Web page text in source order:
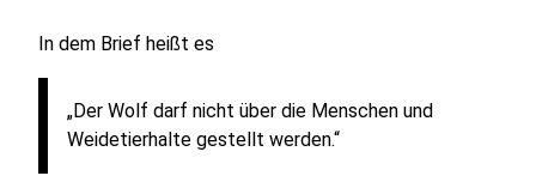
In dem Brief heißt es
„Der Wolf darf nicht über die Menschen und
Weidetierhalte gestellt werden.“